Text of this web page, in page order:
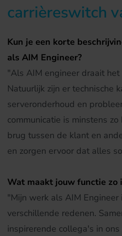
carrièreswitch
Kun je een korte
als AIM Engineer?
"Als AIM engineer draait
Natuurlijk zijn er technische
serveronderhoud en
communicatie is minstens
brug tussen de klant en
en zorgen ervoor dat alles
Wat maakt jouw functie zo
"Mijn werk als AIM
verschillende redenen.
inspirerende collega's in